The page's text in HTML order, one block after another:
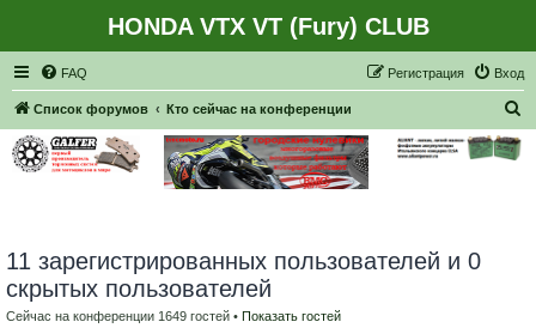
HONDA VTX VT (Fury) CLUB
FAQ Вход
Регистрация
Список форумов Кто сейчас на конференции
11 зарегистрированных пользователей и 0
скрытых пользователей
Сейчас на конференции 1649 гостей • Показать гостей